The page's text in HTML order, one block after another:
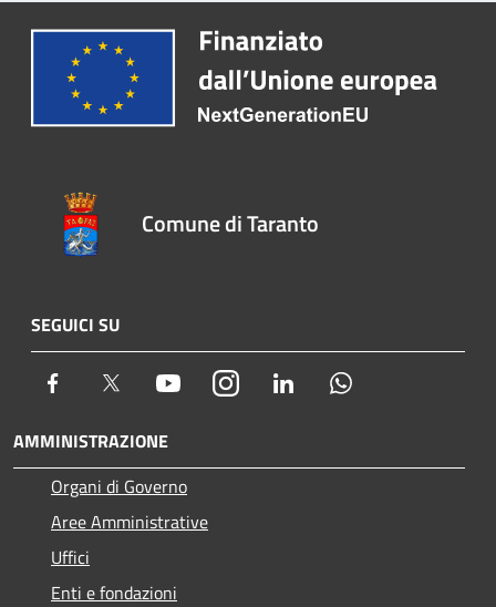
Comune di Taranto
SEGUICI SU
Facebook Twitter YoutubeInstagram LinkedIn
AMMINISTRAZIONE
Organi di Governo
Aree Amministrative
Uffici
Enti e fondazioni